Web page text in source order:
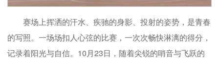
赛场上挥洒的汗水、疾驰的身影、投射的姿势，是青春
的写照。一场场扣人心弦的比赛，一次次畅快淋漓的得分，
记录着阳光与自信。10月23日，随着尖锐的哨音与飞跃的